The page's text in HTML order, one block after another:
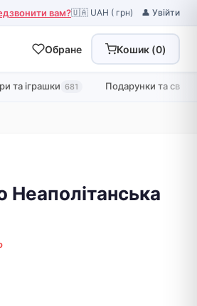
вам?🇺🇦 UAH ( грн) 👤 Увійти
Обране Кошик (0)
та іграшки 681 Подарунки та свята
Неаполітанська